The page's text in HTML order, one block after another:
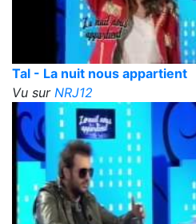
Tal - La nuit nous appartient
Vu sur NRJ12